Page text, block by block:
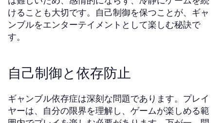
けることも大切です。自己制御を保つことが、ギャ
ンブルをエンターテイメントとして楽しむ秘訣で
す。
自己制御と依存防止
ギャンブル依存症は深刻な問題であります。プレイ
ヤーは、自分の限界を理解し、ゲームが楽しめる範